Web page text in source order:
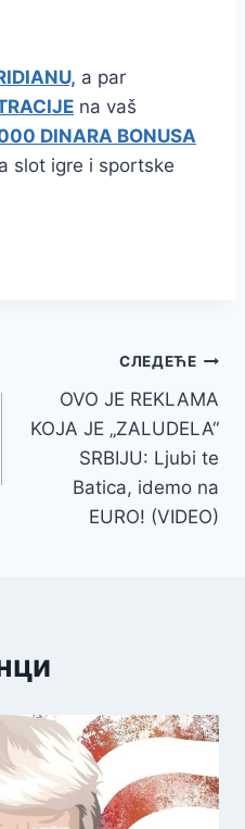
a par
na vaš
DINARA BONUSA
slot igre i sportske
СЛЕДЕЋЕ
OVO JE REKLAMA
KOJA JE „ZALUDELA“
SRBIJU: Ljubi te
Batica, idemo na
EURO! (VIDEO)